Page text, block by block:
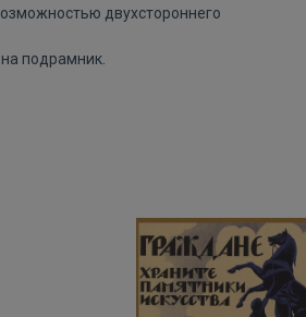
двухстороннего
подрамник.